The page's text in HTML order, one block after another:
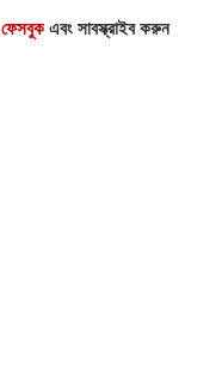
ফেসবুকএবং সাবস্ক্রাইব করুন